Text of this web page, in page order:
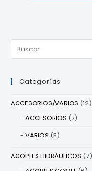
Categorías
ACCESORIOS/VARIOS (12)
ACCESORIOS (7)
VARIOS (5)
ACOPLES HIDRÁULICOS (7)